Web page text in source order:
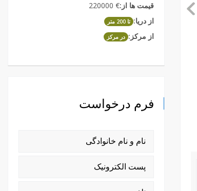
قیمت ها از:€ 220000
از دریا: تا 200 متر
از مرکز: در مرکز
فرم درخواست